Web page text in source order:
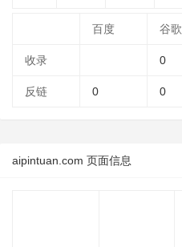
百度 谷歌
收录 0
反链 0 0
aipintuan.com 页面信息